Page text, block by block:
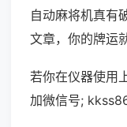
自动麻将机真有
文章，你的牌运
若你在仪器使用
加微信号;